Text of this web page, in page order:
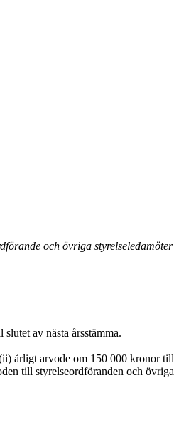
och övriga styrelseledamöter
av nästa årsstämma.
årligt arvode om 150 000 kronor till
till styrelseordföranden och övriga